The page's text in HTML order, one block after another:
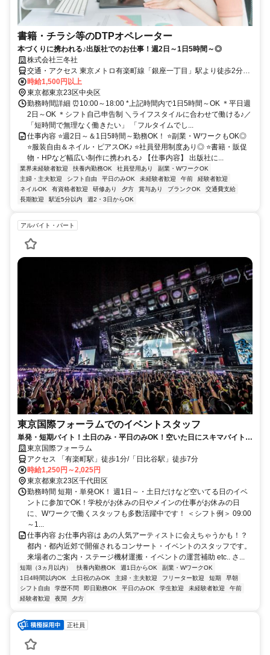
書籍・チラシ等のDTPオペレーター
本づくりに携われる♪出版社でのお仕事！週2日～1日5時間～◎
株式会社三冬社
交通・アクセス 東京メトロ有楽町線「銀座一丁目」駅より徒歩2分、
JR線「有楽町駅」より徒歩6分【交通費規定支給】
時給1,500円以上
東京都東京23区中央区
勤務時間詳細 ⏰10:00～18:00 *上記時間内で1日5時間～OK ＊平日週
2日～OK ＊シフト自己申告制 ＼ライフスタイルに合わせて働ける♪／
「短時間で無理なく働きたい」 「フルタイムでし...
仕事内容 ⭐週2日～＆1日5時間～勤務OK！ ⭐副業・WワークもOK◎
⭐服装自由＆ネイル・ピアスOK♪ ⭐社員登用制度あり◎ ⭐書籍・販促
物・HPなど幅広い制作に携われる♪ 【仕事内容】 出版社に...
業界未経験者歓迎 扶養内勤務OK 社員登用あり
副業・WワークOK
主婦・主夫歓迎
シフト自由 平日のみOK 未経験者歓迎 午前
経験者歓迎
ネイルOK
有資格者歓迎 研修あり 夕方 賞与あり ブランクOK
交通費支給
長期歓迎
駅近5分以内 週2・3日からOK
アルバイト・パート
東京国際フォーラムでのイベントスタッフ
単発・短期バイト！土日のみ・平日のみOK！空いた日にスキマバイト！
未経験歓迎！髪色・髪型・ネイルOK
東京国際フォーラム
アクセス 「有楽町駅」徒歩1分/「日比谷駅」徒歩7分
時給1,250円～2,025円
東京都東京23区千代田区
勤務時間 短期・単発OK！ 週1日～・土日だけなど空いてる日のイベ
ントに参加でOK！学校がお休みの日やメインの仕事がお休みの日
に、Wワークで働くスタッフも多数活躍中です！ ＜シフト例＞ 09:00
～1...
仕事内容 お仕事内容は あの人気アーティストに会えちゃうかも！？
都内・都内近郊で開催されるコンサート・イベントのスタッフです。
来場者のご案内・ステージ機材運搬・イベントの運営補助 etc.. さ...
短期（3ヵ月以内） 扶養内勤務OK 週1日からOK
副業・WワークOK
1日4時間以内OK
土日祝のみOK 主婦・主夫歓迎 フリーター歓迎 短期
早朝
シフト自由
学歴不問 即日勤務OK 平日のみOK 学生歓迎 未経験者歓迎
午前
経験者歓迎
夜間 夕方
正社員